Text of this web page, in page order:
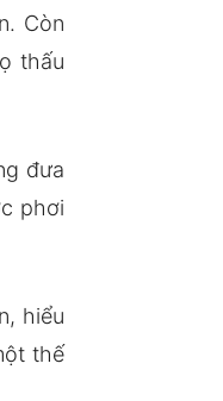
Còn
thấu
đưa
phơi
hiểu
thế